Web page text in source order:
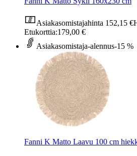
Asiakasomistajahinta 152,15 €
Etukorttia:179,00 €
Asiakasomistaja-alennus-15 %
Fanni K Matto Laavu 100 cm